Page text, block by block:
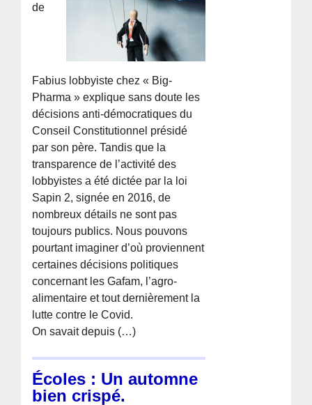
de
Fabius lobbyiste chez « Big-
Pharma » explique sans doute les
décisions anti-démocratiques du
Conseil Constitutionnel présidé
par son père. Tandis que la
transparence de l’activité des
lobbyistes a été dictée par la loi
Sapin 2, signée en 2016, de
nombreux détails ne sont pas
toujours publics. Nous pouvons
pourtant imaginer d’où proviennent
certaines décisions politiques
concernant les Gafam, l’agro-
alimentaire et tout dernièrement la
lutte contre le Covid.
On savait depuis (…)
Écoles : Un automne
bien crispé.